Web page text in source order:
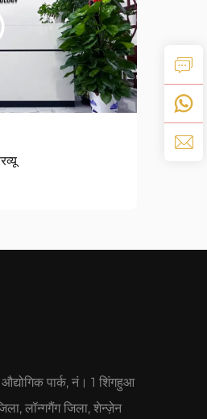
पार्क, नं। 1 शिंगहुआ
लॉन्गगैंग जिला, शेन्ज़ेन